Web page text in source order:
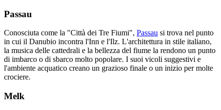
Passau
Conosciuta come la "Città dei Tre Fiumi", Passau si trova nel punto
in cui il Danubio incontra l'Inn e l'Ilz. L'architettura in stile italiano,
la musica delle cattedrali e la bellezza del fiume la rendono un punto
di imbarco o di sbarco molto popolare. I suoi vicoli suggestivi e
l'ambiente acquatico creano un grazioso finale o un inizio per molte
crociere.
Melk